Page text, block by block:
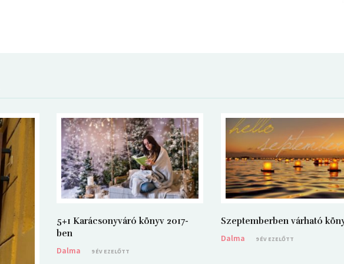
5+1 Karácsonyváró könyv 2017-
ben
Dalma
9 ÉV EZELŐTT
Szeptemberben várható
Dalma
9 ÉV EZELŐTT